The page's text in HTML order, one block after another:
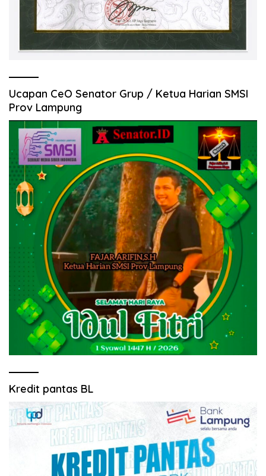
Ucapan CeO Senator Grup / Ketua Harian SMSI
Prov Lampung
Kredit pantas BL